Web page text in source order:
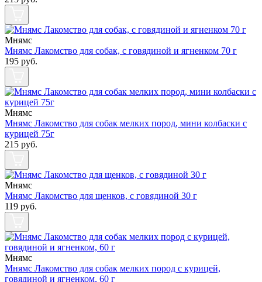
Мнямс
Мнямс Лакомство для собак, с говядиной и ягненком 70 г
195 руб.
Мнямс
Мнямс Лакомство для собак мелких пород, мини колбаски с
курицей 75г
215 руб.
Мнямс
Мнямс Лакомство для щенков, с говядиной 30 г
119 руб.
Мнямс
Мнямс Лакомство для собак мелких пород с курицей,
говядиной и ягненком, 60 г